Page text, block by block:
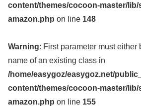
content/themes/cocoon-master/
amazon.php on line 148
Warning: First parameter must either
name of an existing class in
/home/easygoz/easygoz.net/
content/themes/cocoon-master/
amazon.php on line 155